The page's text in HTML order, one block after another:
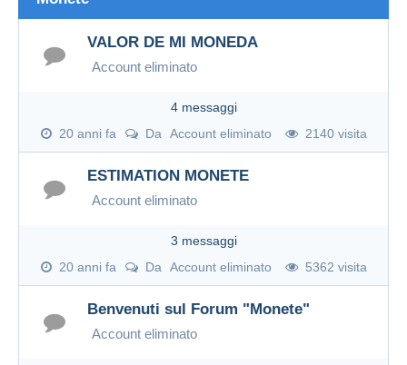
VALOR DE MI MONEDA
Account eliminato
4 messaggi
20 anni fa
Da Account eliminato 2140 visita
ESTIMATION MONETE
Account eliminato
3 messaggi
20 anni fa
Da Account eliminato 5362 visita
Benvenuti sul Forum "Monete"
Account eliminato